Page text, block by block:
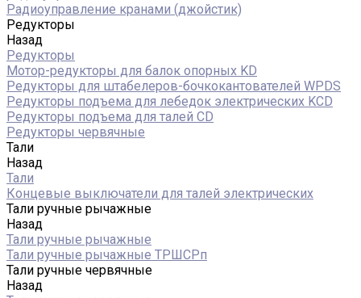
Радиоуправление кранами (джойстик)
Редукторы
Назад
Редукторы
Мотор-редукторы для балок опорных KD
Редукторы для штабелеров-бочкокантователей WPDS
Редукторы подъема для лебедок электрических KCD
Редукторы подъема для талей CD
Редукторы червячные
Тали
Назад
Тали
Концевые выключатели для талей электрических
Тали ручные рычажные
Назад
Тали ручные рычажные
Тали ручные рычажные ТРШСРп
Тали ручные червячные
Назад